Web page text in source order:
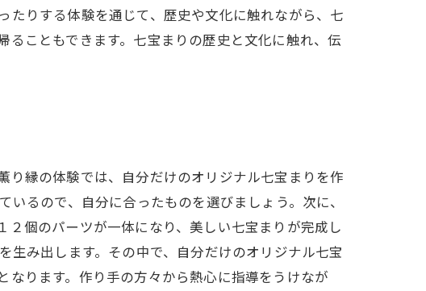
たりする体験を通じて、歴史や文化に触れながら、七
こともできます。七宝まりの歴史と文化に触れ、伝
り縁の体験では、自分だけのオリジナル七宝まりを作
るので、自分に合ったものを選びましょう。次に、
個のパーツが一体になり、美しい七宝まりが完成し
生み出します。その中で、自分だけのオリジナル七宝
ります。作り手の方々から熱心に指導をうけなが